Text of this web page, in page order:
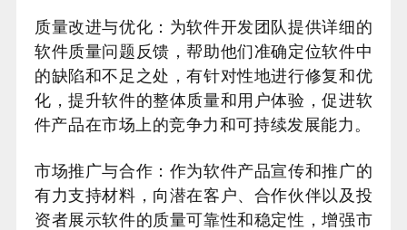
质量改进与优化：为软件开发团队提供详细的
软件质量问题反馈，帮助他们准确定位软件中
的缺陷和不足之处，有针对性地进行修复和优
化，提升软件的整体质量和用户体验，促进软
件产品在市场上的竞争力和可持续发展能力。
市场推广与合作：作为软件产品宣传和推广的
有力支持材料，向潜在客户、合作伙伴以及投
资者展示软件的质量可靠性和稳定性，增强市